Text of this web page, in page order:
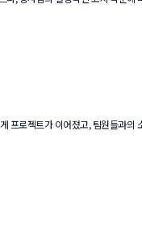
로젝트가 이어졌고, 팀원들과의